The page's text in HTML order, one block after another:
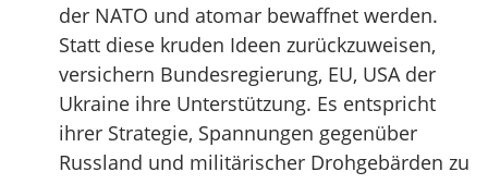
der NATO und atomar bewaffnet werden.
Statt diese kruden Ideen zurückzuweisen,
versichern Bundesregierung, EU, USA der
Ukraine ihre Unterstützung. Es entspricht
ihrer Strategie, Spannungen gegenüber
Russland und militärischer Drohgebärden zu